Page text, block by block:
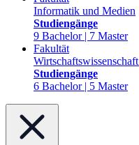
Informatik und Medien
Studiengänge
9 Bachelor | 7 Master
Fakultät
Studiengänge
6 Bachelor | 5 Master